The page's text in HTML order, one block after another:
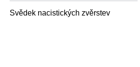
Svědek nacistických zvěrstev